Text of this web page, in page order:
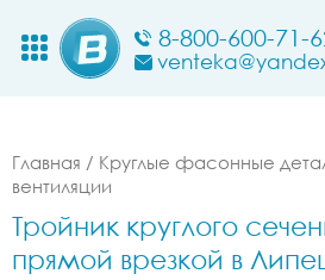
8-800-600-71-
Главная / Круглые фасонные
вентиляции
Тройник круглого
прямой врезкой в